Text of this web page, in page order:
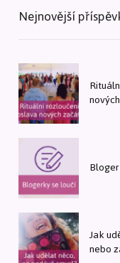
Nejnovější
Jak
nebo